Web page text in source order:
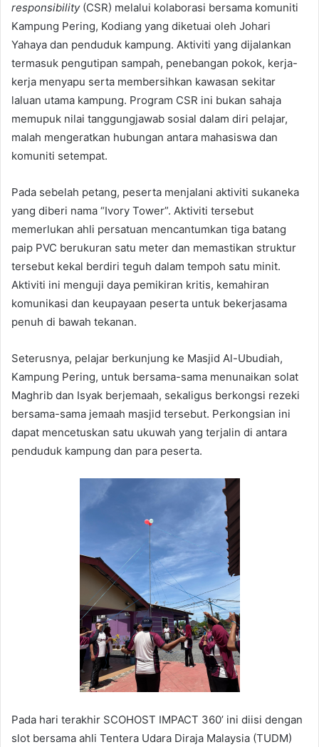
responsibility(CSR) melalui kolaborasi bersama komuniti
Kampung Pering, Kodiang yang diketuai oleh Johari
Yahaya dan penduduk kampung. Aktiviti yang dijalankan
termasuk pengutipan sampah, penebangan pokok, kerja-
kerja menyapu serta membersihkan kawasan sekitar
laluan utama kampung. Program CSR ini bukan sahaja
memupuk nilai tanggungjawab sosial dalam diri pelajar,
malah mengeratkan hubungan antara mahasiswa dan
komuniti setempat.
Pada sebelah petang, peserta menjalani aktiviti sukaneka
yang diberi nama “Ivory Tower”. Aktiviti tersebut
memerlukan ahli persatuan mencantumkan tiga batang
paip PVC berukuran satu meter dan memastikan struktur
tersebut kekal berdiri teguh dalam tempoh satu minit.
Aktiviti ini menguji daya pemikiran kritis, kemahiran
komunikasi dan keupayaan peserta untuk bekerjasama
penuh di bawah tekanan.
Seterusnya, pelajar berkunjung ke Masjid Al-Ubudiah,
Kampung Pering, untuk bersama-sama menunaikan solat
Maghrib dan Isyak berjemaah, sekaligus berkongsi rezeki
bersama-sama jemaah masjid tersebut. Perkongsian ini
dapat mencetuskan satu ukuwah yang terjalin di antara
penduduk kampung dan para peserta.
Pada hari terakhir SCOHOST IMPACT 360’ ini diisi dengan
slot bersama ahli Tentera Udara Diraja Malaysia (TUDM)